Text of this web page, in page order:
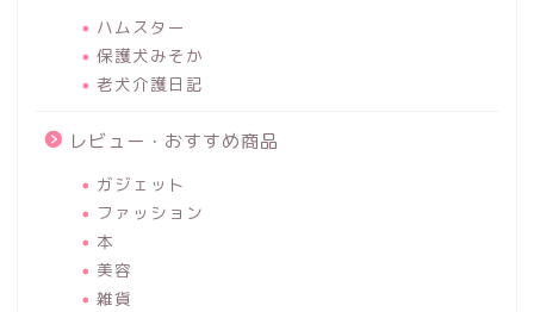
ハムスター
保護犬みそか
老犬介護日記
レビュー・おすすめ商品
ガジェット
ファッション
本
美容
雑貨